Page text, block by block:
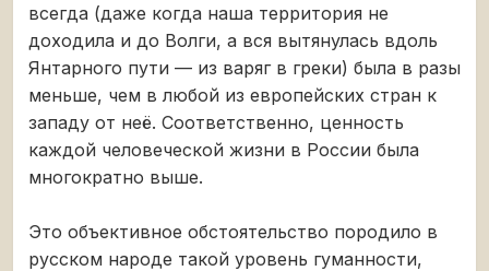
всегда (даже когда наша территория не
доходила и до Волги, а вся вытянулась вдоль
Янтарного пути — из варяг в греки) была в разы
меньше, чем в любой из европейских стран к
западу от неё. Соответственно, ценность
каждой человеческой жизни в России была
многократно выше.
Это объективное обстоятельство породило в
русском народе такой уровень гуманности,